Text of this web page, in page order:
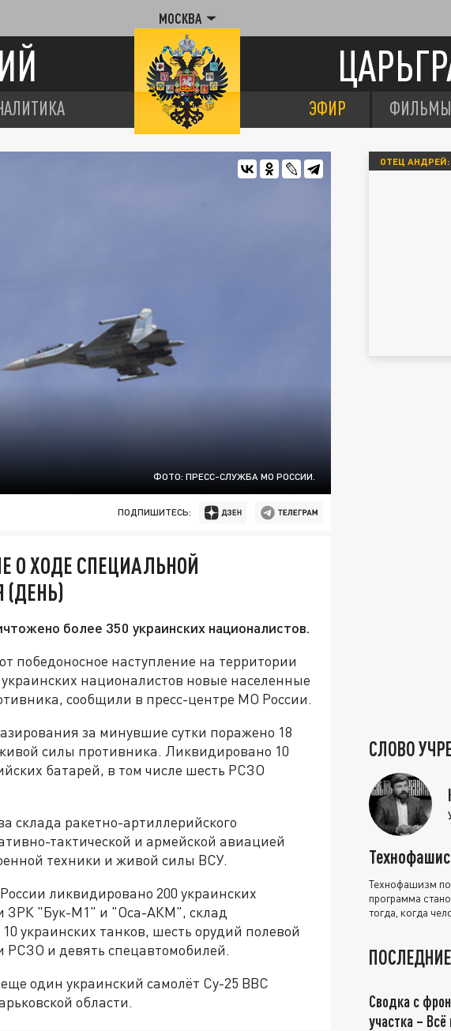
МОСКВА
ЭФИР ФИЛЬМЫ
ФОТО: ПРЕСС-СЛУЖБА МО РОССИИ.
ПОДПИШИТЕСЬ:
О ХОДЕ СПЕЦИАЛЬНОЙ
(ДЕНЬ)
более 350 украинских националистов.
победоносное наступление на территории
националистов новые населенные
сообщили в пресс-центре МО России.
за минувшие сутки поражено 18
силы противника. Ликвидировано 10
батарей, в том числе шесть РСЗО
ракетно-артиллерийского
тактической и армейской авиацией
техники и живой силы ВСУ.
ликвидировано 200 украинских
ЗРК "Бук-М1" и "Оса-АКМ", склад
украинских танков, шесть орудий полевой
РСЗО и девять спецавтомобилей.
один украинский самолёт Су-25 ВВС
области.
ОТЕЦ
СЛОВО
Технофашизм
программа
тогда, когда
Сводка с
участка –